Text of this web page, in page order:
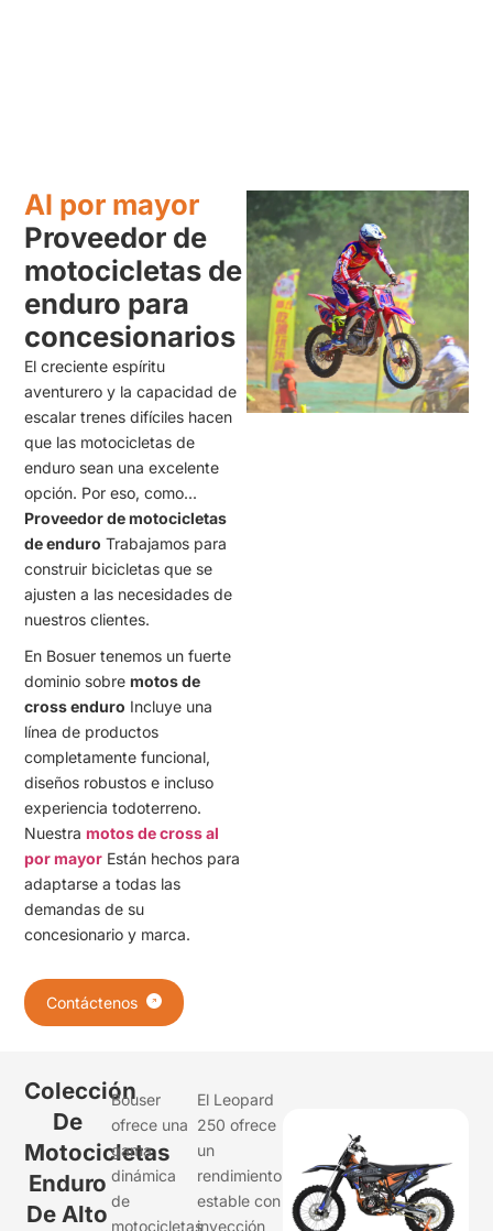
Al por mayor
Proveedor de
motocicletas de
enduro para
concesionarios
El creciente espíritu
aventurero y la capacidad de
escalar trenes difíciles hacen
que las motocicletas de
enduro sean una excelente
opción. Por eso, como...
Proveedor de motocicletas
de enduro Trabajamos para
construir bicicletas que se
ajusten a las necesidades de
nuestros clientes.
En Bosuer tenemos un fuerte
dominio sobremotos de
cross enduro Incluye una
línea de productos
completamente funcional,
diseños robustos e incluso
experiencia todoterreno.
Nuestramotos de cross al
por mayor Están hechos para
adaptarse a todas las
demandas de su
concesionario y marca.
Contáctenos
Colección
De
Motocicletas
Enduro
De Alto
Bouser
ofrece una
gama
dinámica
de
motocicletas
El Leopard
250 ofrece
un
rendimiento
estable con
inyección